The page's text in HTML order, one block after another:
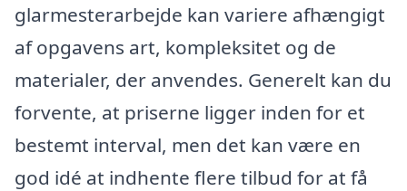
glarmesterarbejde kan variere afhængigt
af opgavens art, kompleksitet og de
materialer, der anvendes. Generelt kan du
forvente, at priserne ligger inden for et
bestemt interval, men det kan være en
god idé at indhente flere tilbud for at få